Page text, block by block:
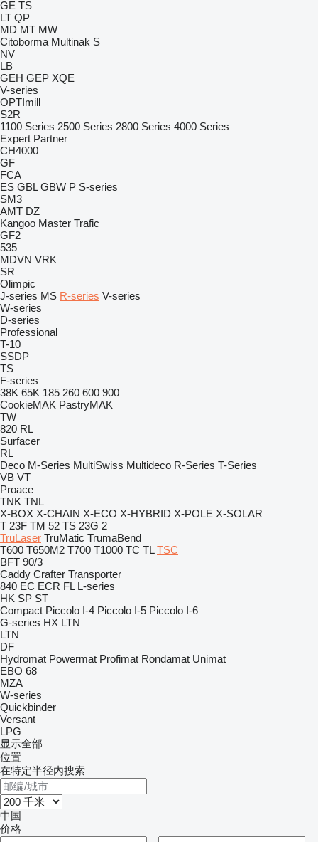
GE TS
LT QP
MD MT MW
Citoborma Multinak S
NV
LB
GEH GEP XQE
V-series
OPTImill
S2R
1100 Series 2500 Series 2800 Series 4000 Series
Expert Partner
CH4000
GF
FCA
ES GBL GBW P S-series
SM3
AMT DZ
Kangoo Master Trafic
GF2
535
MDVN VRK
SR
Olimpic
J-series MS R-series V-series
W-series
D-series
Professional
T-10
SSDP
TS
F-series
38K 65K 185 260 600 900
CookieMAK PastryMAK
TW
820 RL
Surfacer
RL
Deco M-Series MultiSwiss Multideco R-Series T-Series
VB VT
Proace
TNK TNL
X-BOX X-CHAIN X-ECO X-HYBRID X-POLE X-SOLAR
T 23F TM 52 TS 23G 2
TruLaser TruMatic TrumaBend
T600 T650M2 T700 T1000 TC TL TSC
BFT 90/3
Caddy Crafter Transporter
840 EC ECR FL L-series
HK SP ST
Compact Piccolo I-4 Piccolo I-5 Piccolo I-6
G-series HX LTN
LTN
DF
Hydromat Powermat Profimat Rondamat Unimat
EBO 68
MZA
W-series
Quickbinder
Versant
LPG
显示全部
位置
在特定半径内搜索
中国
价格